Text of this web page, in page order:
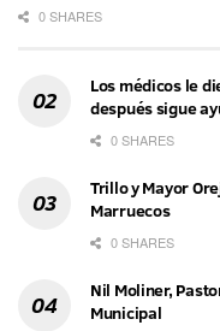
0 SHARES
Los médicos le
después sigue
0 SHARES
Trillo y Mayor
Marruecos
0 SHARES
Nil Moliner,
Municipal